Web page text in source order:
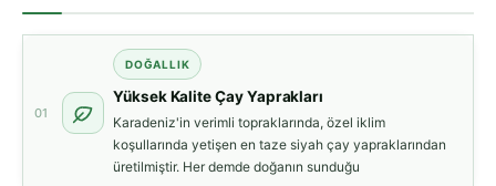
01
DOĞALLIK
Yüksek Kalite Çay Yaprakları
Karadeniz'in verimli topraklarında, özel iklim
koşullarında yetişen en taze siyah çay yapraklarından
üretilmiştir. Her demde doğanın sunduğu